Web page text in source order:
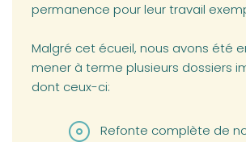
permanence pour leur travail
Malgré cet écueil, nous avons été
mener à terme plusieurs dossiers
dont ceux-ci:
Refonte complète de